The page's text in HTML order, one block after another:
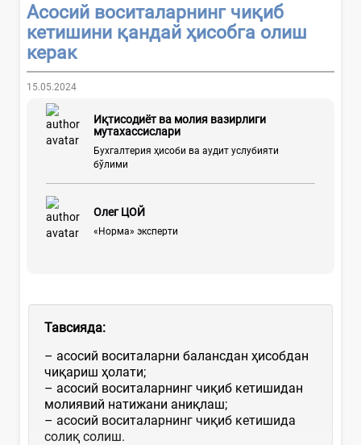
Асосий воситаларнинг чиқиб
кетишини қандай ҳисобга олиш
керак
15.05.2024
Иқтисодиёт ва молия вазирлиги
мутахассислари
Бухгалтерия ҳисоби ва аудит услубияти
бўлими
Олег ЦОЙ
«Норма» эксперти
Тавсияда:
– асосий воситаларни балансдан ҳисобдан
чиқариш ҳолати;
– асосий воситаларнинг чиқиб кетишидан
молиявий натижани аниқлаш;
– асосий воситаларнинг чиқиб кетишида
солиқ солиш.